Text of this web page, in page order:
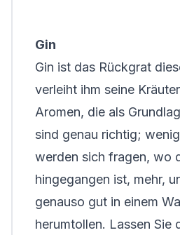
Gin
Gin ist das Rückgrat
verleiht ihm seine
Aromen, die als
sind genau richtig;
werden sich fragen, wo
hingegangen ist, mehr,
genauso gut in einem
herumtollen. Lassen Sie